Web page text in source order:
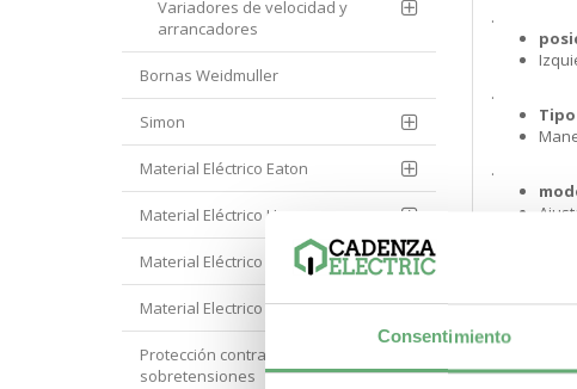
Consentimiento
.
.
.
50/
Variadores de velocidad y
arrancadores
Bornas Weidmuller
Simon
Material Eléctrico Eaton
Material Eléctrico Hager
Material Eléctrico Hyundai
Material Electrico Legrand
Protección contra
sobretensiones